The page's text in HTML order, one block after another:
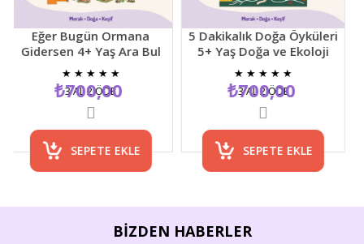
Eğer Bugün Ormana
Gidersen 4+ Yaş Ara Bul
Resimli Çocuk Etkinlik
Kitabı
★ ★ ★ ★
₺700,00
SEPETE EKLE
3 AL 2 ÖDE
5 Dakikalık Doğa Öyküleri
5+ Yaş Doğa ve Ekoloji
Temalı Çocuk Hikaye
Kitabı
★ ★ ★ ★
₺700,00
SEPETE EKLE
3 AL 2 ÖDE
BIZDEN HABERLER